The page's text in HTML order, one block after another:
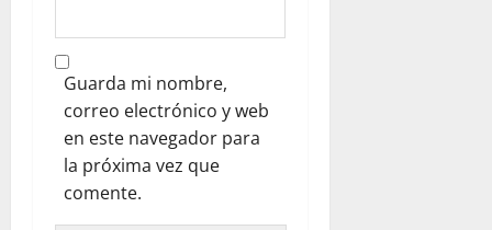
Guarda mi nombre,
correo electrónico y web
en este navegador para
la próxima vez que
comente.